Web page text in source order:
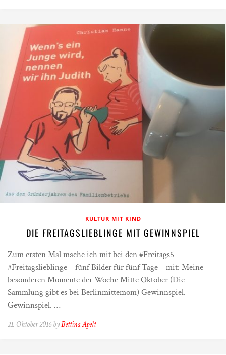
KULTUR MIT KIND
DIE FREITAGSLIEBLINGE MIT GEWINNSPIEL
Zum ersten Mal mache ich mit bei den #Freitags5
#Freitagslieblinge – fünf Bilder für fünf Tage – mit: Meine
besonderen Momente der Woche Mitte Oktober (Die
Sammlung gibt es bei Berlinmittemom) Gewinnspiel.
Gewinnspiel. …
21. Oktober 2016 byBettina Apelt